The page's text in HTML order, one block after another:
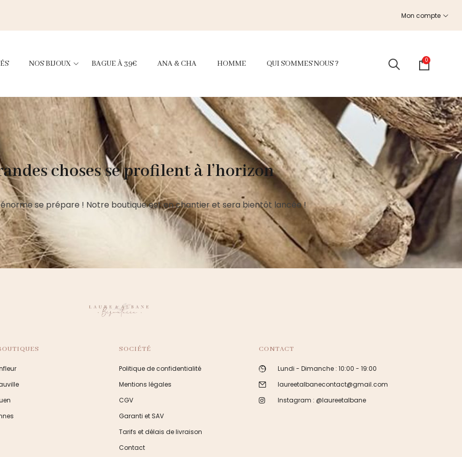
Mon compte
NOS BIJOUX BAGUE À 39€ ANA & CHA HOMME QUI SOMMES NOUS ? 0
choses se profilent à l’horizon
se prépare ! Notre boutique est en chantier et sera bientôt lancée !
SOCIÉTÉ
Politique de confidentialité
Mentions légales
CGV
Garanti et SAV
Tarifs et délais de livraison
Contact
CONTACT
Lundi - Dimanche : 10:00 - 19:00
laureetalbanecontact@gmail.com
Instagram : @laureetalbane